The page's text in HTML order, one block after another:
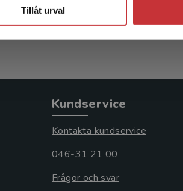
Tillåt urval331 kr
Kundservice
Kontakta kundservice
046-31 21 00
Frågor och svar